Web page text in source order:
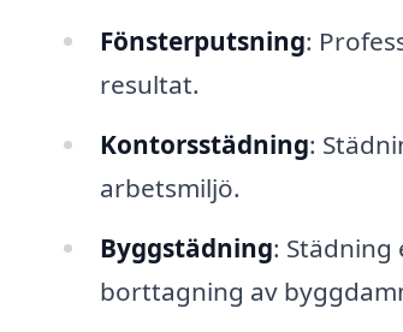
Fönsterputsning:
resultat.
Kontorsstädning:
arbetsmiljö.
Byggstädning:
borttagning av